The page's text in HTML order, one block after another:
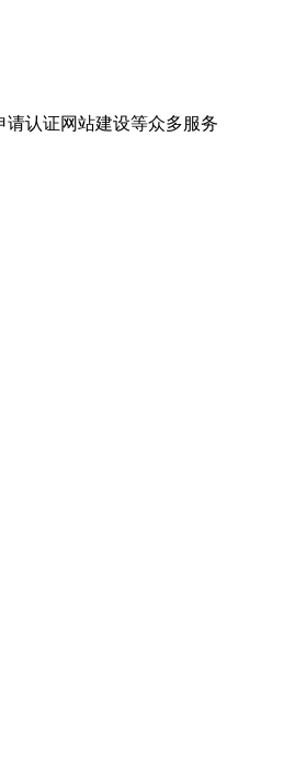
认证网站建设等众多服务